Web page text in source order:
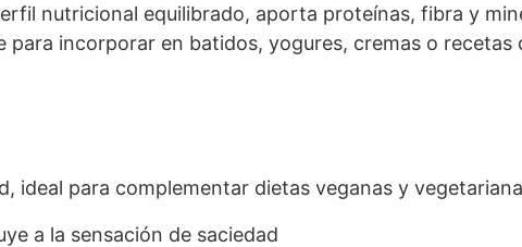
nutricional equilibrado, aporta proteínas, fibra y
incorporar en batidos, yogures, cremas o recetas
ideal para complementar dietas veganas y
a la sensación de saciedad